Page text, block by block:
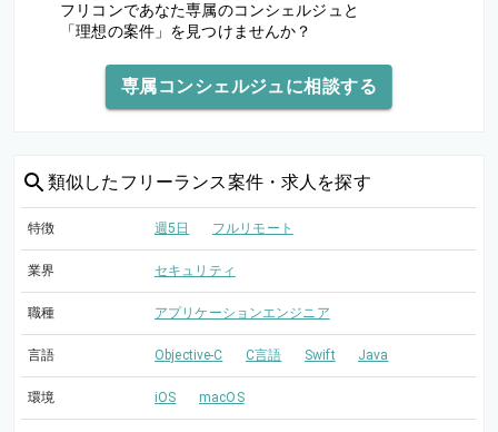
フリコンであなた専属のコンシェルジュと
「理想の案件」を見つけませんか？
専属コンシェルジュに相談する
類似した フリーランス案件・求人を探す
特徴 週5日 フルリモート
業界 セキュリティ
職種 アプリケーションエンジニア
言語 Objective-C C言語 Swift Java
環境 iOS macOS